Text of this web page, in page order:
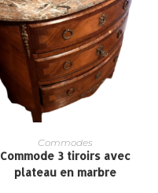
Commodes
Commode 3 tiroirs avec
plateau en marbre